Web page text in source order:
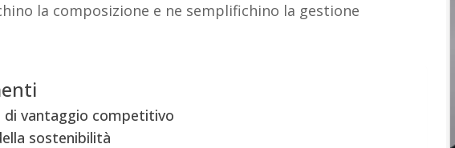
la composizione e ne semplifichino la gestione
vantaggio competitivo
sostenibilità